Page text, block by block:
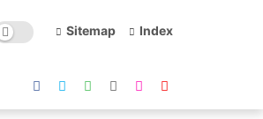
Sitemap Index